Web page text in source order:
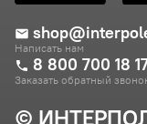
©
Написать нам
8 800 700 18
Заказать обратный